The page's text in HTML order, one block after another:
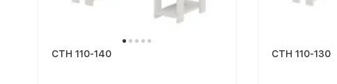
СТН 110-140 СТН 110-130